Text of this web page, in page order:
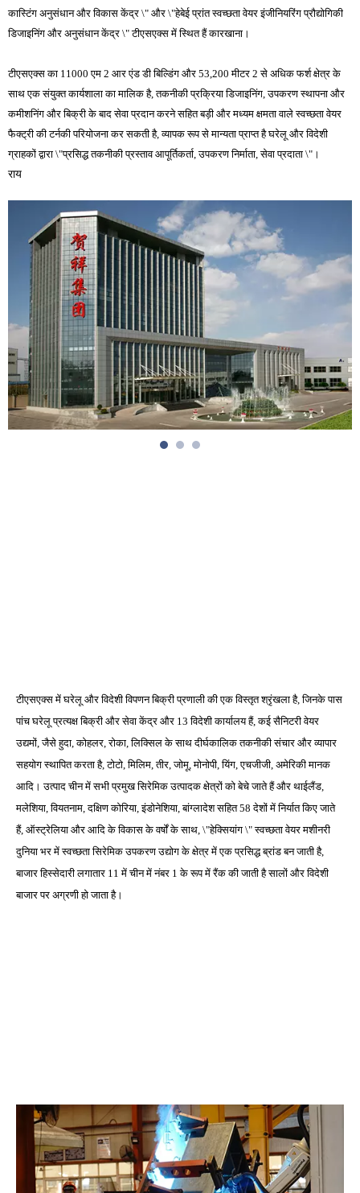
कास्टिंग अनुसंधान और विकास केंद्र \" और \"हेबेई प्रांत स्वच्छता वेयर इंजीनियरिंग प्रौद्योगिकी
डिजाइनिंग और अनुसंधान केंद्र \" टीएसएक्स में स्थित हैं कारखाना।
टीएसएक्स का 11000 एम 2 आर एंड डी बिल्डिंग और 53,200 मीटर 2 से अधिक फर्श क्षेत्र के
साथ एक संयुक्त कार्यशाला का मालिक है, तकनीकी प्रक्रिया डिजाइनिंग, उपकरण स्थापना और
कमीशनिंग और बिक्री के बाद सेवा प्रदान करने सहित बड़ी और मध्यम क्षमता वाले स्वच्छता वेयर
फैक्ट्री की टर्नकी परियोजना कर सकती है, व्यापक रूप से मान्यता प्राप्त है घरेलू और विदेशी
ग्राहकों द्वारा \"प्रसिद्ध तकनीकी प्रस्ताव आपूर्तिकर्ता, उपकरण निर्माता, सेवा प्रदाता \"।
राय
टीएसएक्स में घरेलू और विदेशी विपणन बिक्री प्रणाली की एक विस्तृत श्रृंखला है, जिनके पास
पांच घरेलू प्रत्यक्ष बिक्री और सेवा केंद्र और 13 विदेशी कार्यालय हैं, कई सैनिटरी वेयर
उद्यमों, जैसे हुदा, कोहलर, रोका, लिक्सिल के साथ दीर्घकालिक तकनीकी संचार और व्यापार
सहयोग स्थापित करता है, टोटो, मिलिम, तीर, जोमू, मोनोपी, यिंग, एचजीजी, अमेरिकी मानक
आदि। उत्पाद चीन में सभी प्रमुख सिरेमिक उत्पादक क्षेत्रों को बेचे जाते हैं और थाईलैंड,
मलेशिया, वियतनाम, दक्षिण कोरिया, इंडोनेशिया, बांग्लादेश सहित 58 देशों में निर्यात किए जाते
हैं, ऑस्ट्रेलिया और आदि के विकास के वर्षों के साथ, \"हेक्सियांग \" स्वच्छता वेयर मशीनरी
दुनिया भर में स्वच्छता सिरेमिक उपकरण उद्योग के क्षेत्र में एक प्रसिद्ध ब्रांड बन जाती है,
बाजार हिस्सेदारी लगातार 11 में चीन में नंबर 1 के रूप में रैंक की जाती है सालों और विदेशी
बाजार पर अग्रणी हो जाता है।